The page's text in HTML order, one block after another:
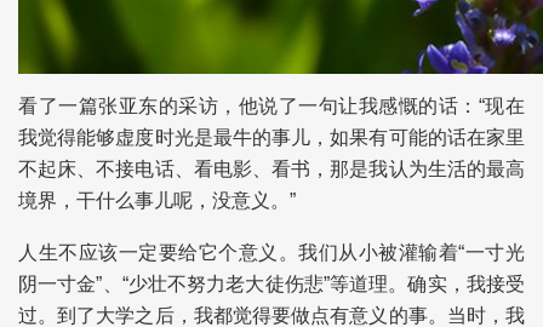
看了一篇张亚东的采访，他说了一句让我感慨的话：“现在
我觉得能够虚度时光是最牛的事儿，如果有可能的话在家里
不起床、不接电话、看电影、看书，那是我认为生活的最高
境界，干什么事儿呢，没意义。”
人生不应该一定要给它个意义。我们从小被灌输着“一寸光
阴一寸金”、“少壮不努力老大徒伤悲”等道理。确实，我接受
过。到了大学之后，我都觉得要做点有意义的事。 当时，我